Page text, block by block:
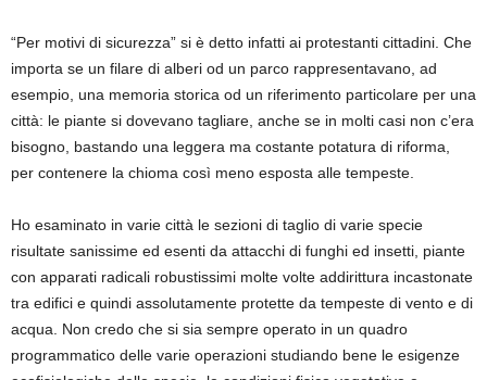
“Per motivi di sicurezza” si è detto infatti ai protestanti cittadini. Che
importa se un filare di alberi od un parco rappresentavano, ad
esempio, una memoria storica od un riferimento particolare per una
città: le piante si dovevano tagliare, anche se in molti casi non c’era
bisogno, bastando una leggera ma costante potatura di riforma,
per contenere la chioma così meno esposta alle tempeste.
Ho esaminato in varie città le sezioni di taglio di varie specie
risultate sanissime ed esenti da attacchi di funghi ed insetti, piante
con apparati radicali robustissimi molte volte addirittura incastonate
tra edifici e quindi assolutamente protette da tempeste di vento e di
acqua
Non credo che si sia sempre operato in un quadro
programmatico delle varie operazioni studiando bene le esigenze